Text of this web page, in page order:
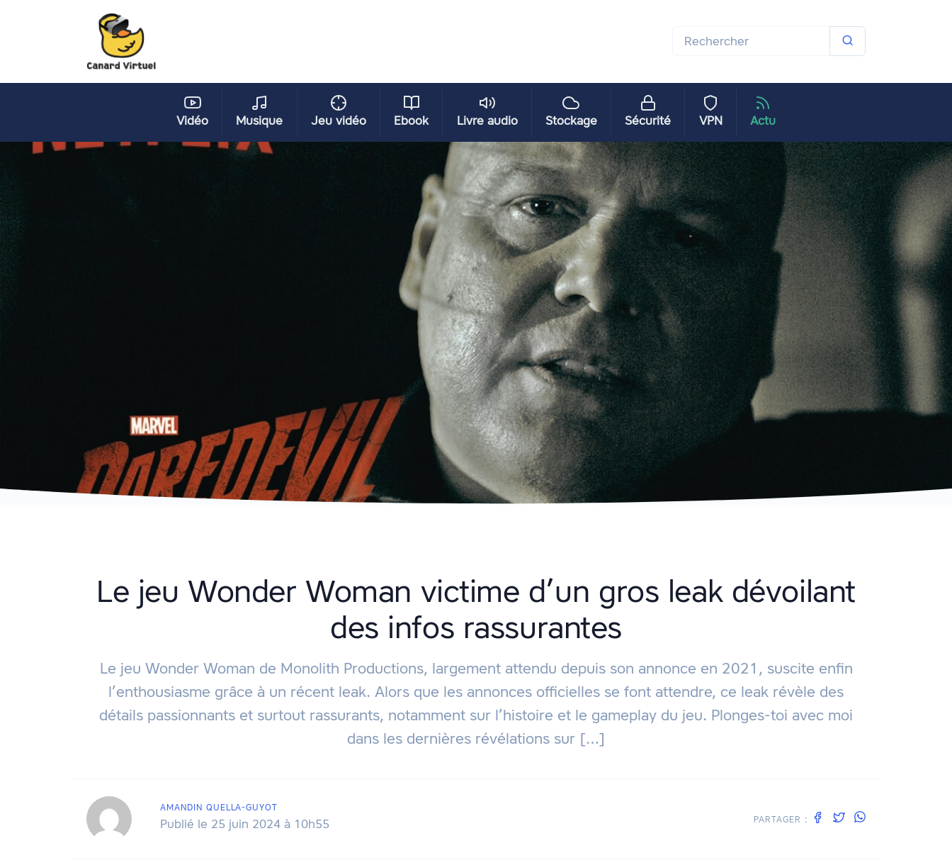
Vidéo Musique Jeu vidéo Ebook Livre audio Stockage Sécurité VPN Actu
Le jeu Wonder Woman victime d’un gros leak dévoilant
des infos rassurantes
Le jeu Wonder Woman de Monolith Productions, largement attendu depuis son annonce en 2021, suscite enfin
l’enthousiasme grâce à un récent leak. Alors que les annonces officielles se font attendre, ce leak révèle des
détails passionnants et surtout rassurants, notamment sur l’histoire et le gameplay du jeu. Plonges-toi avec moi
dans les dernières révélations sur […]
AMANDIN QUELLA-GUYOT
Publié le 25 juin 2024 à 10h55 PARTAGER :